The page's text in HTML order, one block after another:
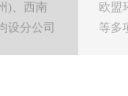
)、西南
设分公司
欧盟
等多